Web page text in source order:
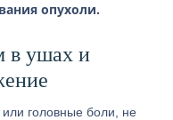
опухоли.
в ушах и
головные боли, не